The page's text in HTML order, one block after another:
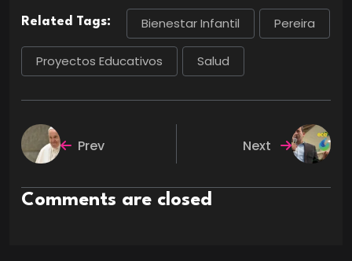
Related Tags: Bienestar Infantil Pereira
Proyectos Educativos Salud
Prev Next
Comments are closed